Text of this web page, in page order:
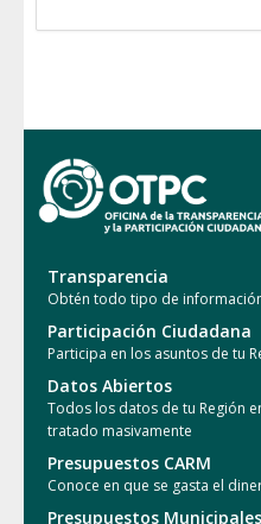
Transparencia
Obtén todo tipo de
Participación Ciudadana
Participa en los asuntos de tu
Datos Abiertos
Todos los datos de tu Región
tratado masivamente
Presupuestos CARM
Conoce en que se gasta el
Presupuestos Municipales